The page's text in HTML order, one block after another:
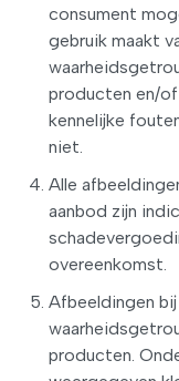
consument
gebruik maakt
producten en/
kennelijke
niet.
Alle
aanbod zijn
overeenkomst.
Afbeeldingen
producten.